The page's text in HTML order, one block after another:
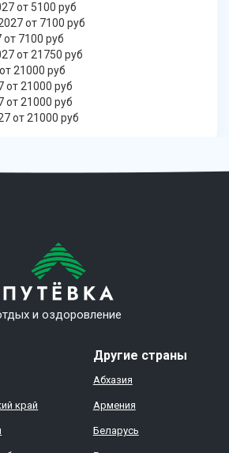
от 5100 руб
от 7100 руб
7100 руб
от 21750 руб
21000 руб
от 21000 руб
от 21000 руб
от 21000 руб
и оздоровление
край
Другие страны
Абхазия
Армения
Беларусь